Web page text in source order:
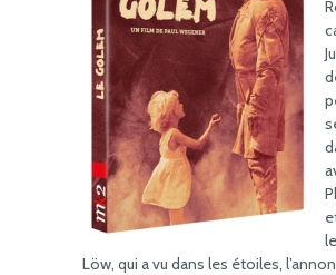
Löw, qui a vu dans les étoiles,